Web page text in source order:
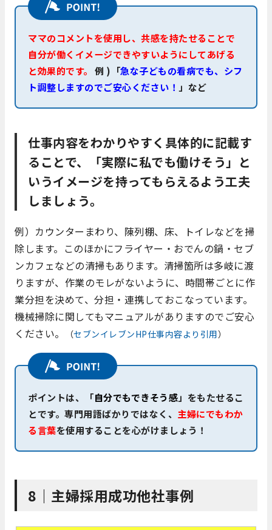
ママのコメントを使用し、共感を持たせることで
自分が働くイメージできやすいようにしてあげる
と効果的です。
例 )「急な子どもの看病でも、シフ
ト調整しますのでご安心ください！ 」など
仕事内容をわかりやすく具体的に記載す
ることで、「実際に私でも働けそう」と
いうイメージを持ってもらえるよう工夫
しましょう。
例）カウンターまわり、陳列棚、床、トイレなどを掃
除します。このほかにフライヤー・おでんの鍋・セブ
ンカフェなどの清掃もあります。清掃箇所は多岐に渡
りますが、作業のモレがないように、時間帯ごとに作
業分担を決めて、分担・連携しておこなっています。
機械掃除に関してもマニュアルがありますのでご安心
ください。
（セブンイレブンHP仕事内容より引用）
ポイントは、「自分でもできそう感」をもたせるこ
とです。専門用語ばかりではなく、 主婦にでもわか
る言葉を使用することを心がけましょう！
8｜主婦採用成功他社事例